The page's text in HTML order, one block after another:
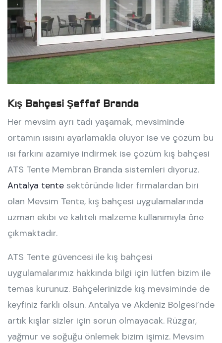
Kış Bahçesi Şeffaf Branda
Her mevsim ayrı tadı yaşamak, mevsiminde
ortamın ısısını ayarlamakla oluyor ise ve çözüm bu
ısı farkını azamiye indirmek ise çözüm kış bahçesi
ATS Tente Membran Branda sistemleri diyoruz.
Antalya tente sektöründe lider firmalardan biri
olan Mevsim Tente, kış bahçesi uygulamalarında
uzman ekibi ve kaliteli malzeme kullanımıyla öne
çıkmaktadır.
ATS Tente güvencesi ile kış bahçesi
uygulamalarımız hakkında bilgi için lütfen bizim ile
temas kurunuz. Bahçelerinizde kış mevsiminde de
keyfiniz farklı olsun. Antalya ve Akdeniz Bölgesi’nde
artık kışlar sizler için sorun olmayacak. Rüzgar,
yağmur ve soğuğu önlemek bizim işimiz. Mevsim